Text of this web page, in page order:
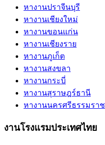
หางานปราจีนบุรี
หางานเชียงใหม่
หางานขอนแก่น
หางานเชียงราย
หางานภูเก็ต
หางานสงขลา
หางานกระบี่
หางานสุราษฎร์ธานี
หางานนครศรีธรรมราช
งานโรงแรมประเทศไทย